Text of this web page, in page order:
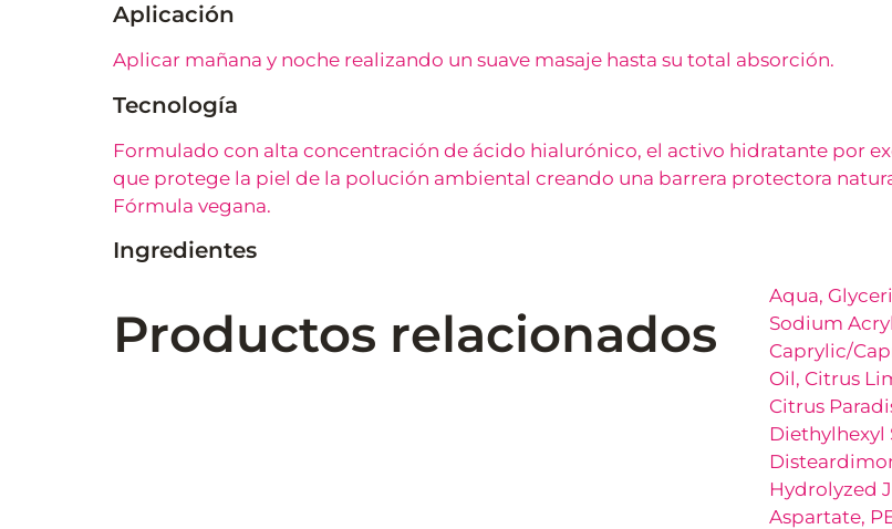
Aplicación
Aplicar mañana y noche realizando un suave masaje hasta su total absorción.
Tecnología
Formulado con alta concentración de ácido hialurónico, el activo hidratante por
que protege la piel de la polución ambiental creando una barrera protectora
Fórmula vegana.
Ingredientes
Aqua,
Sodium
Caprylic/
Oil, Citrus
Citrus
Diethylhexyl
Hydrolyzed
Aspartate,
Productos relacionados